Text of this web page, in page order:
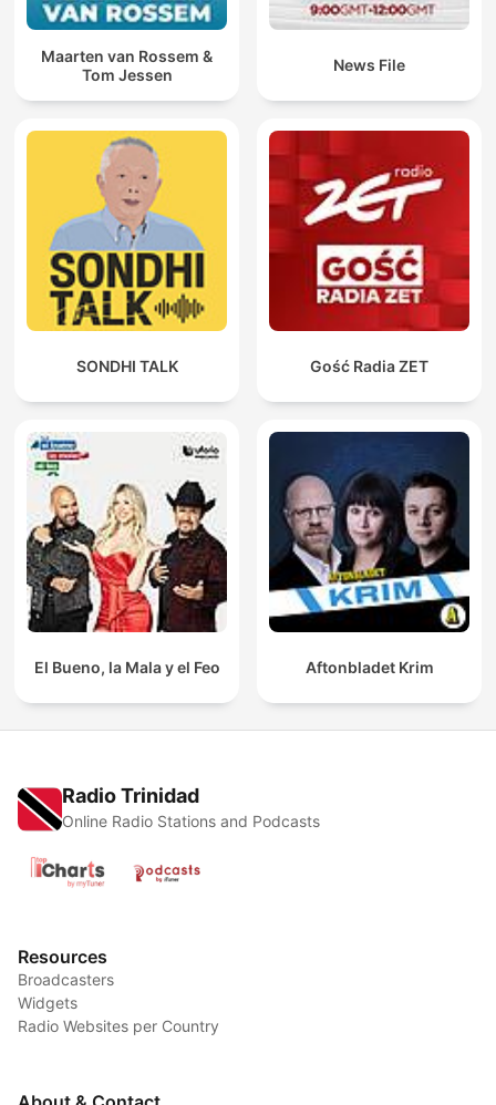
Maarten van Rossem &
Tom Jessen
News File
SONDHI TALK Gość Radia ZET
El Bueno, la Mala y el Feo Aftonbladet Krim
Radio Trinidad
Online Radio Stations and Podcasts
Resources
Broadcasters
Widgets
Radio Websites per Country